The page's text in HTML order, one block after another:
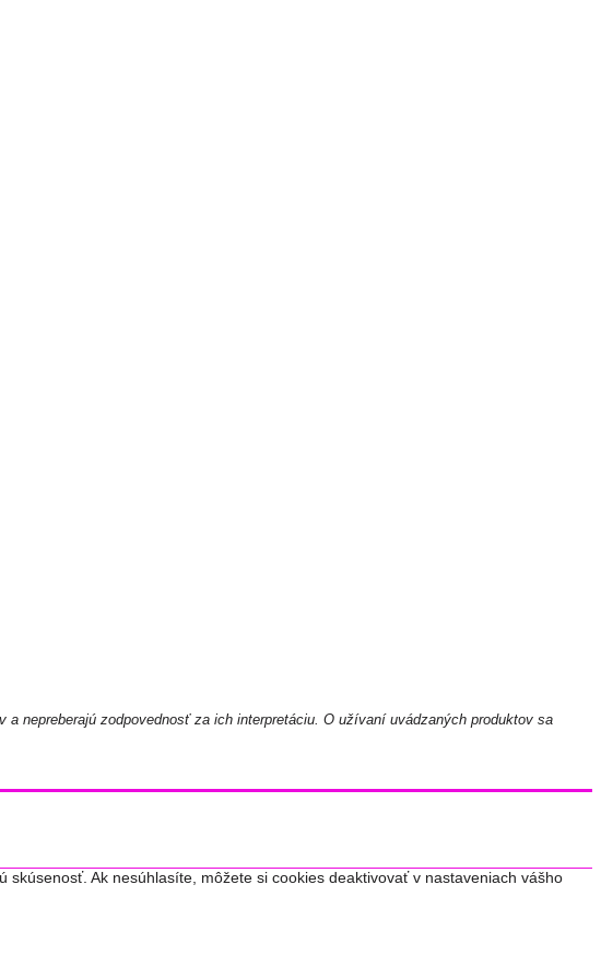
nepreberajú zodpovednosť za ich interpretáciu. O užívaní uvádzaných produktov sa
Ak nesúhlasíte, môžete si cookies deaktivovať v nastaveniach vášho